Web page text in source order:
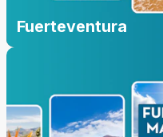
Fuerteventura